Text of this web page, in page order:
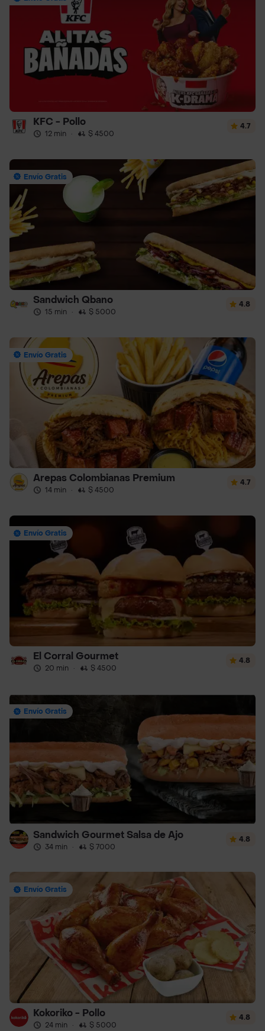
KFC - Pollo
12 min · $ 4500
4.7
Envío Gratis
Sandwich Qbano
15 min · $ 5000
4.8
Envío Gratis
Arepas Colombianas Premium
14 min · $ 4500
4.7
Envío Gratis
El Corral Gourmet
20 min · $ 4500
4.8
Envío Gratis
Sandwich Gourmet Salsa de Ajo
34 min · $ 7000
4.8
Envío Gratis
Kokoriko - Pollo
24 min · $ 5000
4.8